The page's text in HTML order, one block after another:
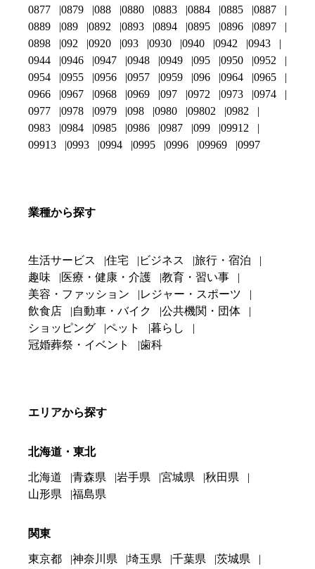
0877
0879 088 0880 0883 0884 0885
0887
0889
089 0892 0893 0894 0895 0896
0897
0898
092 0920 093 0930 0940 0942
0943
0944
0946 0947 0948 0949 095 0950
0952
0954
0955 0956 0957 0959 096 0964
0965
0966
0967 0968 0969 097 0972 0973
0974
0977
0978 0979 098 0980 09802
0982
0983
0984 0985 0986 0987 099
09912
09913
0993 0994 0995 0996 09969 0997
業種から探す
生活サービス 住宅 ビジネス
旅行・宿泊
趣味
医療・健康・介護
教育・習い事
美容・ファッション
レジャー・スポーツ
飲食店
自動車・バイク
公共機関・団体
ショッピング
ペット
暮らし
冠婚葬祭・イベント
歯科
エリアから探す
北海道・東北
北海道 青森県 岩手県 宮城県
秋田県
山形県
福島県
関東
東京都 神奈川県 埼玉県 千葉県
茨城県